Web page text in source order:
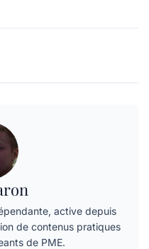
active depuis
de contenus pratiques
de PME.